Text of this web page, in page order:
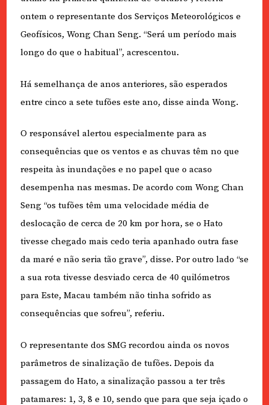
ontem o representante dos Serviços Meteorológicos e
Geofísicos, Wong Chan Seng. “Será um período mais
longo do que o habitual”, acrescentou.
Há semelhança de anos anteriores, são esperados
entre cinco a sete tufões este ano, disse ainda Wong.
O responsável alertou especialmente para as
consequências que os ventos e as chuvas têm no que
respeita às inundações e no papel que o acaso
desempenha nas mesmas. De acordo com Wong Chan
Seng “os tufões têm uma velocidade média de
deslocação de cerca de 20 km por hora, se o Hato
tivesse chegado mais cedo teria apanhado outra fase
da maré e não seria tão grave”, disse. Por outro lado “se
a sua rota tivesse desviado cerca de 40 quilómetros
para Este, Macau também não tinha sofrido as
consequências que sofreu”, referiu.
O representante dos SMG recordou ainda os novos
parâmetros de sinalização de tufões. Depois da
passagem do Hato, a sinalização passou a ter três
patamares: 1, 3, 8 e 10, sendo que para que seja içado o